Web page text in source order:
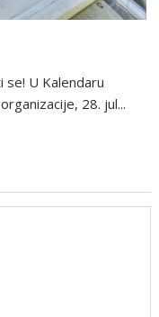
U Kalendaru
28. jul...